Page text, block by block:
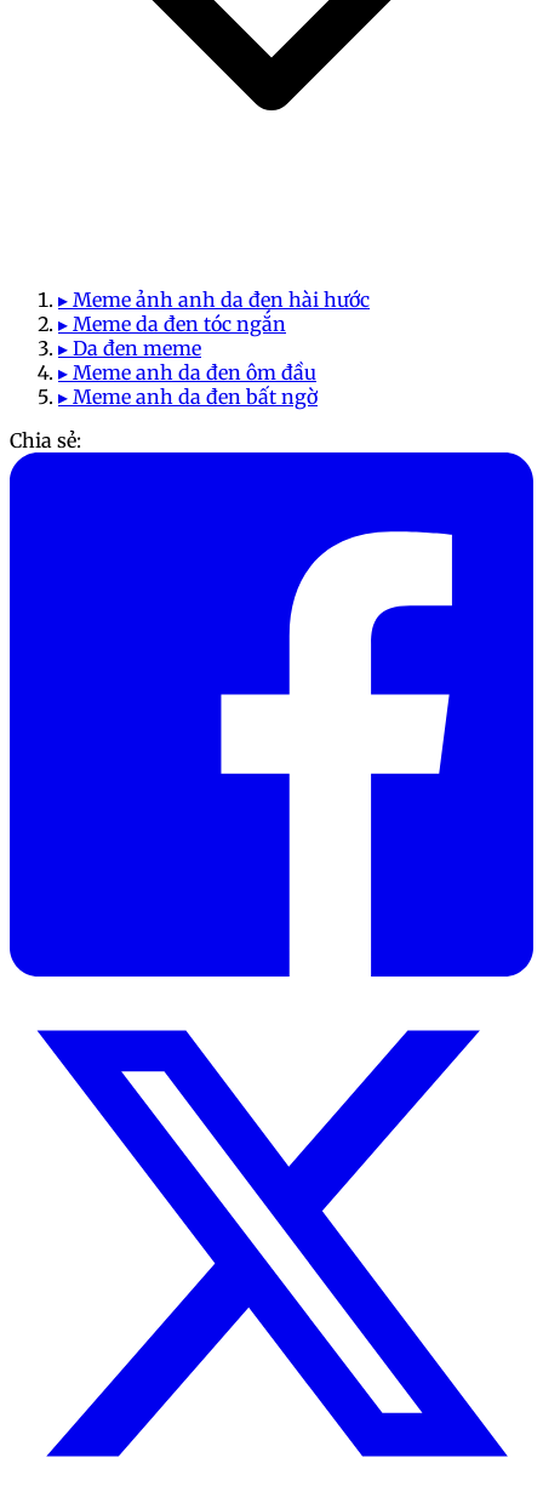
▸ Meme ảnh anh da đen hài hước
▸ Meme da đen tóc ngắn
▸ Da đen meme
▸ Meme anh da đen ôm đầu
▸ Meme anh da đen bất ngờ
Chia sẻ: